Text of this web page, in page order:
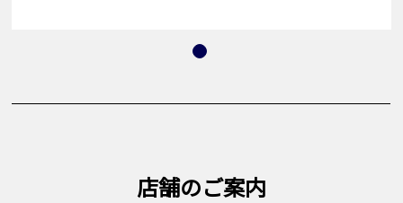
店舗のご案内